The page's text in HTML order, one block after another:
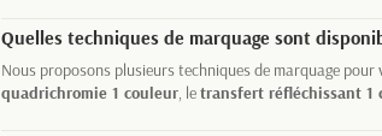
Quelles techniques de marquage sont
Nous proposons plusieurs techniques de marquage pour
quadrichromie 1 couleur, letransfert réfléchissant 1